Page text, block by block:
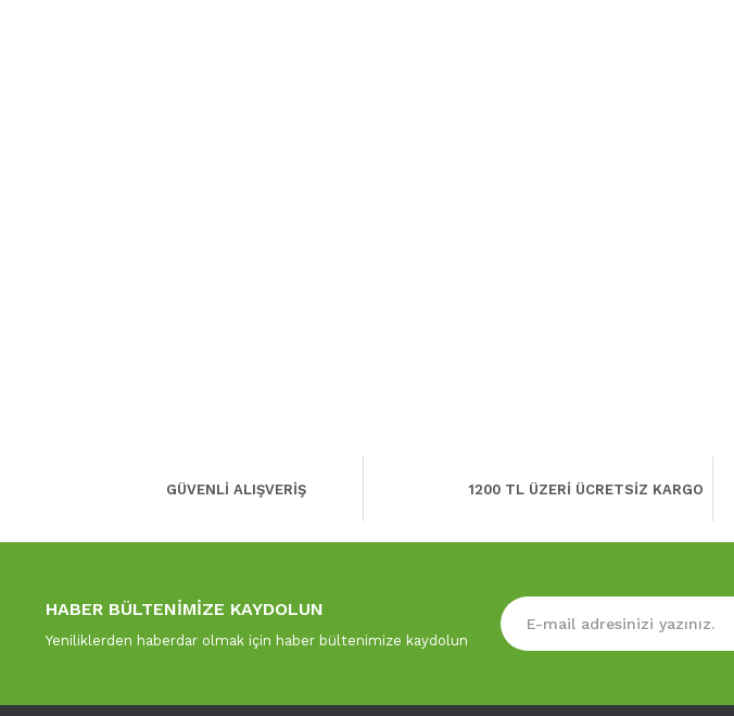
GÜVENLİ ALIŞVERİŞ 1200 TL ÜZERİ ÜCRETSİZ KARGO
HABER BÜLTENİMİZE KAYDOLUN
Yeniliklerden haberdar olmak için haber bültenimize kaydolun